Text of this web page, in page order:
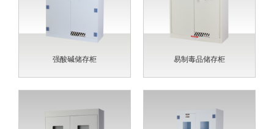
强酸碱储存柜 易制毒品储存柜